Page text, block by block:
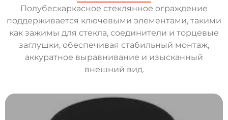
Полубескаркасное стеклянное ограждение
поддерживается ключевыми элементами, такими
как зажимы для стекла, соединители и торцевые
заглушки, обеспечивая стабильный монтаж,
аккуратное выравнивание и изысканный
внешний вид.